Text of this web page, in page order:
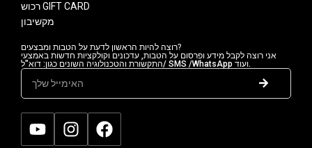
רכוש GIFT CARD
מקשיבון
רוצה להיות הראשון לדעת על הטבות ומבצעים?
אני רוצה לקבל מידע ופרסום על הטבות, עדכונים וקולקציות חדשות באמצעי
התקשורת והטכנולוגיה השונים כגון: דוא"ל/ SMS /WhatsApp ועוד.